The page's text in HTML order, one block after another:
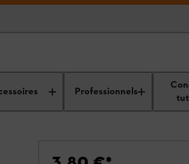
Professionnels